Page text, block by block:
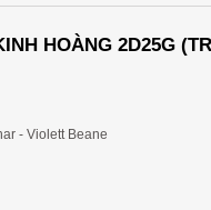
HOÀNG 2D25G
- Violett Beane